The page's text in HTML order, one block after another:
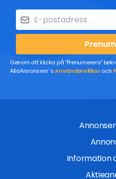
Genom att klicka på "Prenumerera"
AllaAnnonsers´sAnvändarvillkoroch
Information